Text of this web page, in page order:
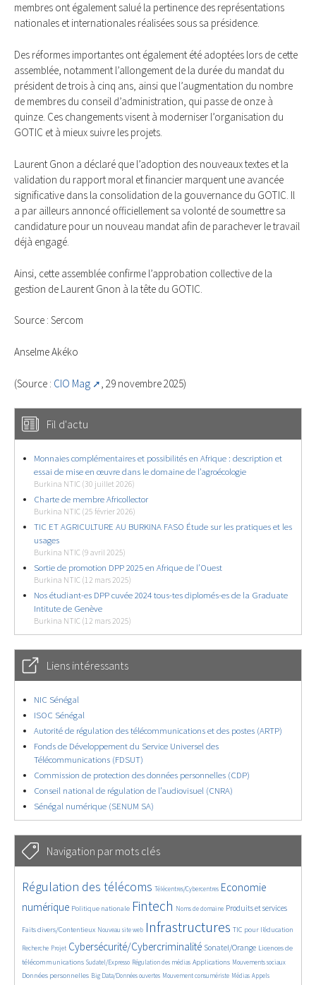
membres ont également salué la pertinence des représentations
nationales et internationales réalisées sous sa présidence.
Des réformes importantes ont également été adoptées lors de cette
assemblée, notamment l’allongement de la durée du mandat du
président de trois à cinq ans, ainsi que l’augmentation du nombre
de membres du conseil d’administration, qui passe de onze à
quinze. Ces changements visent à moderniser l’organisation du
GOTIC et à mieux suivre les projets.
Laurent Gnon a déclaré que l’adoption des nouveaux textes et la
validation du rapport moral et financier marquent une avancée
significative dans la consolidation de la gouvernance du GOTIC. Il
a par ailleurs annoncé officiellement sa volonté de soumettre sa
candidature pour un nouveau mandat afin de parachever le travail
déjà engagé.
Ainsi, cette assemblée confirme l’approbation collective de la
gestion de Laurent Gnon à la tête du GOTIC.
Source : Sercom
Anselme Akéko
(Source : CIO Mag , 29 novembre 2025)
Fil d'actu
Monnaies complémentaires et possibilités en Afrique : description et
essai de mise en œuvre dans le domaine de l’agroécologie
Burkina NTIC (30 juillet 2026)
Charte de membre Africollector
Burkina NTIC (25 février 2026)
TIC ET AGRICULTURE AU BURKINA FASO Étude sur les pratiques et les
usages
Burkina NTIC (9 avril 2025)
Sortie de promotion DPP 2025 en Afrique de l’Ouest
Burkina NTIC (12 mars 2025)
Nos étudiant-es DPP cuvée 2024 tous-tes diplomés-es de la Graduate
Intitute de Genève
Burkina NTIC (12 mars 2025)
Liens intéressants
NIC Sénégal
ISOC Sénégal
Autorité de régulation des télécommunications et des postes (ARTP)
Fonds de Développement du Service Universel des
Télécommunications (FDSUT)
Commission de protection des données personnelles (CDP)
Conseil national de régulation de l’audiovisuel (CNRA)
Sénégal numérique (SENUM SA)
Navigation par mots clés
4643/5608
Régulation des télécoms
364/5608 Télécentres/Cybercentres
3752/5608
Economie
numérique
1865/5608 Politique nationale
5171/5608 Fintech
682/5608 Noms de domaine
2455/5608 Produits et services
1608/5608
Faits divers/Contentieux Nouveau site web Infrastructures TIC pour l’éducation
Recherche
247/5608Projet
3555/5608 Cybersécurité/Cybercriminalité
2309/5608 Sonatel/Orange
1613/5608
Licences de
télécommunications
299/5608 Sudatel/Expresso
1015/5608 Régulation des médias
1517/5608 Applications
1149/5608 Mouvements sociaux
1666/5608
Données personnelles
146/5608 Big Data/Données ouvertes
622/5608 Mouvement consumériste
366/5608 Médias
735/5608
Appels